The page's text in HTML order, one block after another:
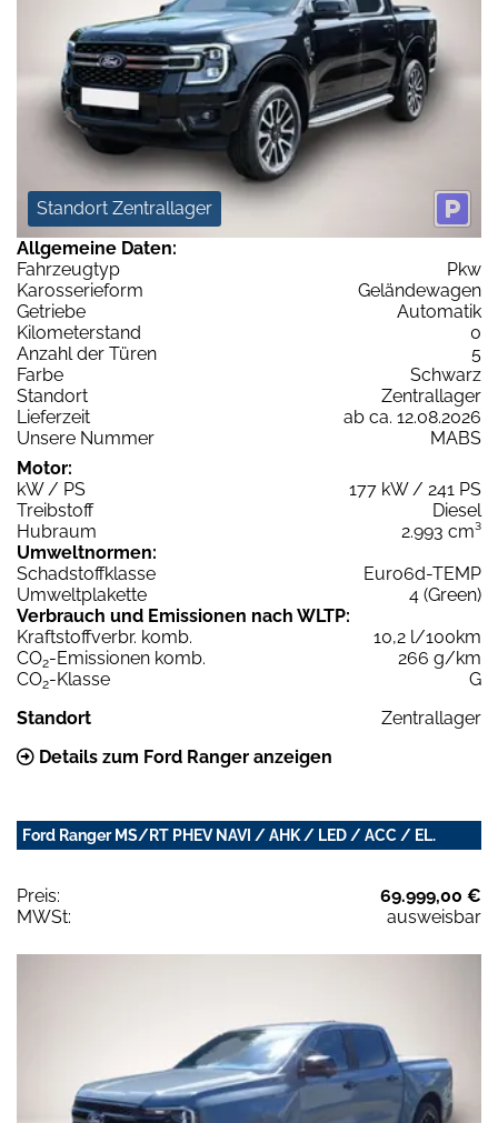
Standort Zentrallager
Allgemeine Daten:
Fahrzeugtyp
Pkw
Karosserieform
Geländewagen
Getriebe
Automatik
Kilometerstand
0
Anzahl der Türen
5
Farbe
Schwarz
Standort
Zentrallager
Lieferzeit
ab ca. 12.08.2026
Unsere Nummer
MABS
Motor:
kW / PS
177 kW / 241 PS
Treibstoff
Diesel
Hubraum
2.993 cm³
Umweltnormen:
Schadstoffklasse
Euro6d-TEMP
Umweltplakette
4 (Green)
Verbrauch und Emissionen nach WLTP:
Kraftstoffverbr. komb.
10,2 l/100km
CO2-Emissionen komb.
266 g/km
CO2-Klasse
G
Standort
Zentrallager
Details zum Ford Ranger anzeigen
Ford Ranger MS/RT PHEV NAVI / AHK / LED / ACC / EL.
Preis:
69.999,00 €
MWSt:
ausweisbar